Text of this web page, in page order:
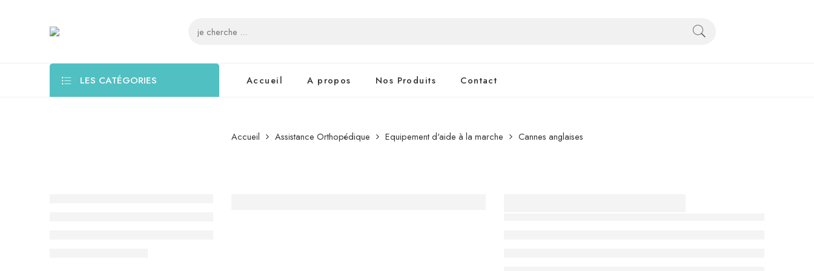
LES CATÉGORIES Accueil A propos Nos Produits Contact
Accueil Assistance Orthopédique Equipement d'aide à la marche Cannes anglaises